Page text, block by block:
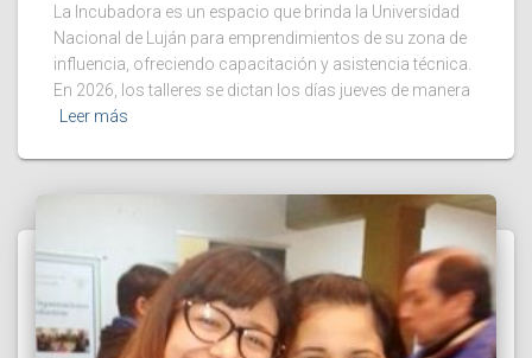
La Incubadora es un espacio que brinda la Universidad
Nacional de Luján para emprendimientos de su zona de
influencia, ofreciendo capacitación y asistencia técnica.
En 2026, los talleres se dictan los días jueves de manera
Leer más